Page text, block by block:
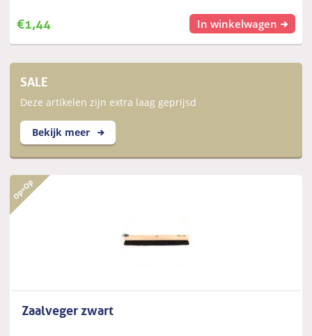
€1,44 In winkelwagen
SALE
Deze artikelen zijn extra laag geprijsd
Bekijk meer
Zaalveger zwart